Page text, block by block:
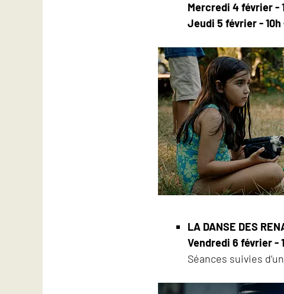
Mercredi 4 février -
Jeudi 5 février - 10h
LA DANSE DES
Vendredi 6 février -
Séances suivies